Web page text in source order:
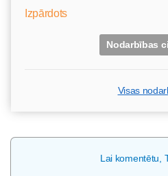
Izpārdots
Nodarbības
Visas
Lai komentētu,